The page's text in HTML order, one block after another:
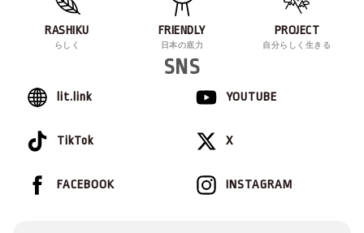
RASHIKU
らしく
FRIENDLY
日本の底力
PROJECT
自分らしく生きる
SNS
lit.link YOUTUBE
TikTok X
INSTAGRAM
FACEBOOK